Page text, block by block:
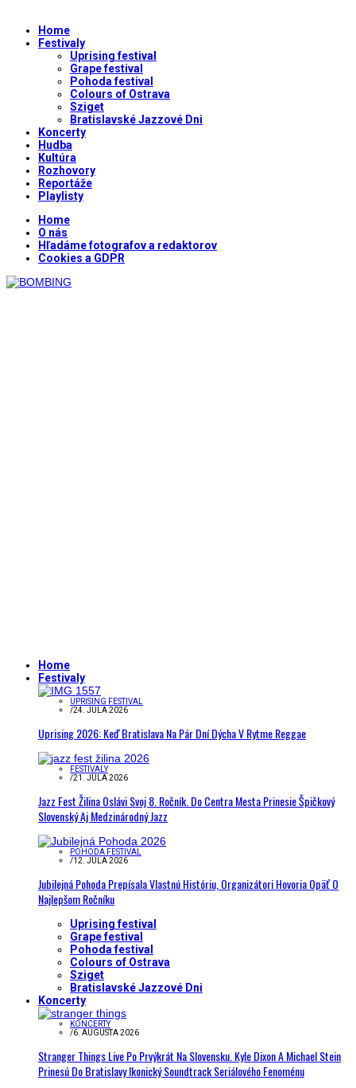
Home
Festivaly
Uprising festival
Grape festival
Pohoda festival
Colours of Ostrava
Sziget
Bratislavské Jazzové Dni
Koncerty
Hudba
Kultúra
Rozhovory
Reportáže
Playlisty
Home
O nás
Hľadáme fotografov a redaktorov
Cookies a GDPR
Home
Festivaly
UPRISING FESTIVAL
/24. JÚLA 2026
Uprising 2026: Keď Bratislava Na Pár Dní Dýcha V Rytme Reggae
FESTIVALY
/21. JÚLA 2026
Jazz Fest Žilina Oslávi Svoj 8. Ročník. Do Centra Mesta Prinesie Špičkový
Slovenský Aj Medzinárodný Jazz
POHODA FESTIVAL
/12. JÚLA 2026
Jubilejná Pohoda Prepísala Vlastnú Históriu, Organizátori Hovoria Opäť O
Najlepšom Ročníku
Uprising festival
Grape festival
Pohoda festival
Colours of Ostrava
Sziget
Bratislavské Jazzové Dni
Koncerty
KONCERTY
/6. AUGUSTA 2026
Stranger Things Live Po Prvýkrát Na Slovensku. Kyle Dixon A Michael Stein
Prinesú Do Bratislavy Ikonický Soundtrack Seriálového Fenoménu